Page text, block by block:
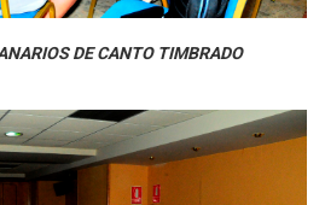
DE CANTO TIMBRADO